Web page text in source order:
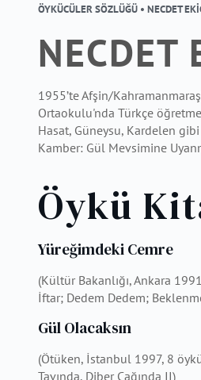
ÖYKÜCÜLER SÖZLÜĞÜ • NECDET
NECDET
1955’te Afşin/
Ortaokulu'nda Türkçe
Hasat, Güneysu, Kardelen
Kamber: Gül Mevsimine
Öykü
Yüreğimdeki Cemre
(Kültür Bakanlığı, Ankara
İftar; Dedem Dedem;
Gül Olacaksın
(Ötüken, İstanbul 1997, 8
Tavında, Diber Çağında II)